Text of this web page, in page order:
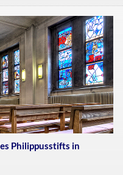
Philippusstifts in